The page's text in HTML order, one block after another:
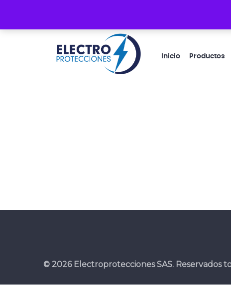
Inicio Productos
© 2026 Electroprotecciones SAS. Reservados